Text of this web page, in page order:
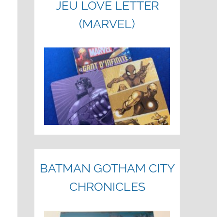
JEU LOVE LETTER
(MARVEL)
BATMAN GOTHAM CITY
CHRONICLES